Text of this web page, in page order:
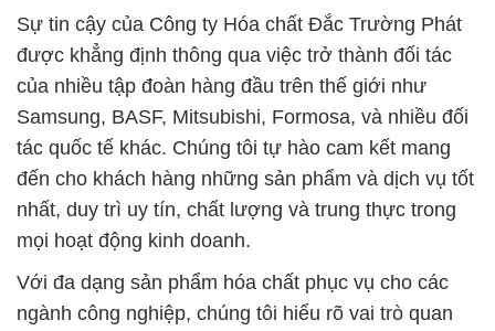
Sự tin cậy của Công ty Hóa chất Đắc Trường Phát
được khẳng định thông qua việc trở thành đối tác
của nhiều tập đoàn hàng đầu trên thế giới như
Samsung, BASF, Mitsubishi, Formosa, và nhiều đối
tác quốc tế khác. Chúng tôi tự hào cam kết mang
đến cho khách hàng những sản phẩm và dịch vụ tốt
nhất, duy trì uy tín, chất lượng và trung thực trong
mọi hoạt động kinh doanh.
Với đa dạng sản phẩm hóa chất phục vụ cho các
ngành công nghiệp, chúng tôi hiểu rõ vai trò quan